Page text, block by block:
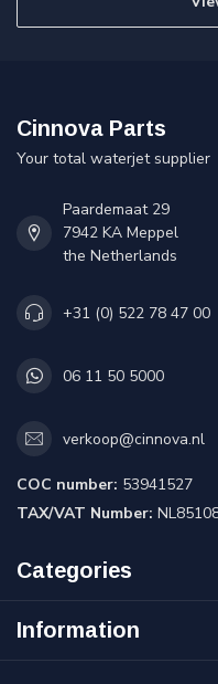
Cinnova Parts
Your total waterjet supplier
Paardemaat 29
7942 KA Meppel
the Netherlands
+31 (0) 522 78 47 00
06 11 50 5000
verkoop@cinnova.nl
COC number: 53941527
TAX/VAT Number:
Categories
Information